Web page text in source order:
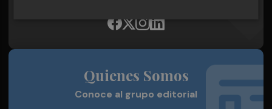
Quienes Somos
Conoce al grupo editorial